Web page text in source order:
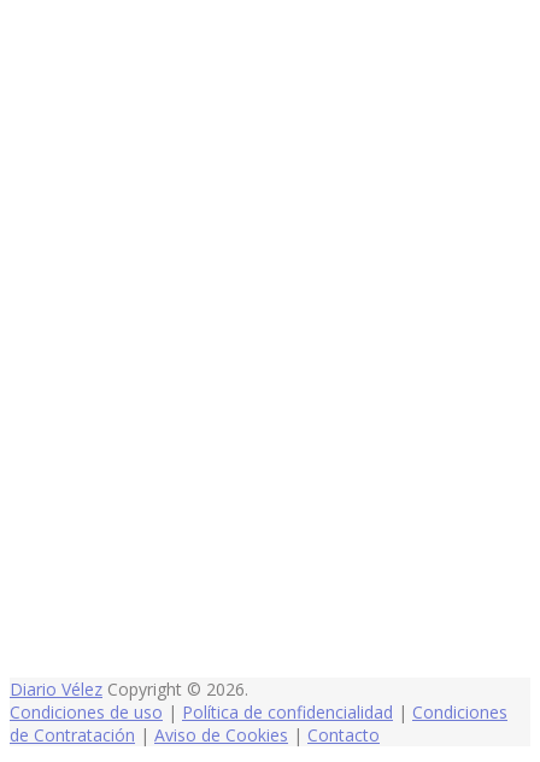
Diario Vélez Copyright © 2026.
Condiciones de uso | Política de confidencialidad | Condiciones
de Contratación | Aviso de Cookies | Contacto